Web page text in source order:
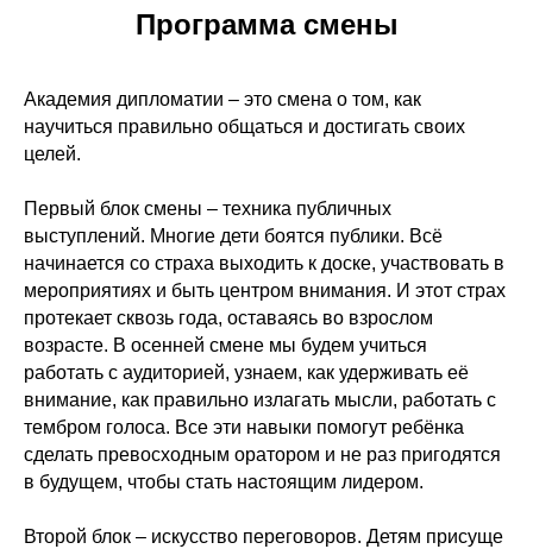
Программа смены
Академия дипломатии – это смена о том, как
научиться правильно общаться и достигать своих
целей.
Первый блок смены – техника публичных
выступлений. Многие дети боятся публики. Всё
начинается со страха выходить к доске, участвовать в
мероприятиях и быть центром внимания. И этот страх
протекает сквозь года, оставаясь во взрослом
возрасте. В осенней смене мы будем учиться
работать с аудиторией, узнаем, как удерживать её
внимание, как правильно излагать мысли, работать с
тембром голоса. Все эти навыки помогут ребёнка
сделать превосходным оратором и не раз пригодятся
в будущем, чтобы стать настоящим лидером.
Второй блок – искусство переговоров. Детям присуще